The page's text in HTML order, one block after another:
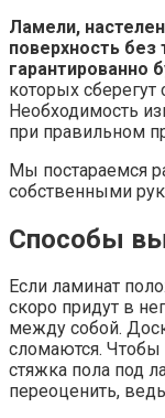
Ламели,
поверхность
гарантированно
которых сберегут
Необходимость
при правильном
Мы постараемся
собственными
Способы
Если ламинат
скоро придут в
между собой.
сломаются. Чтобы
стяжка пола под
переоценить,